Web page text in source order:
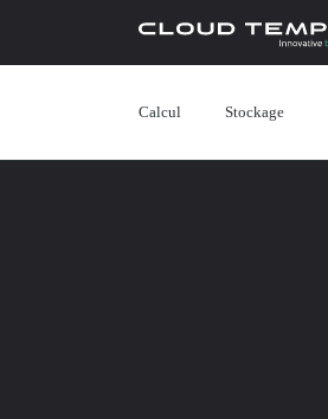
Calcul Stockage